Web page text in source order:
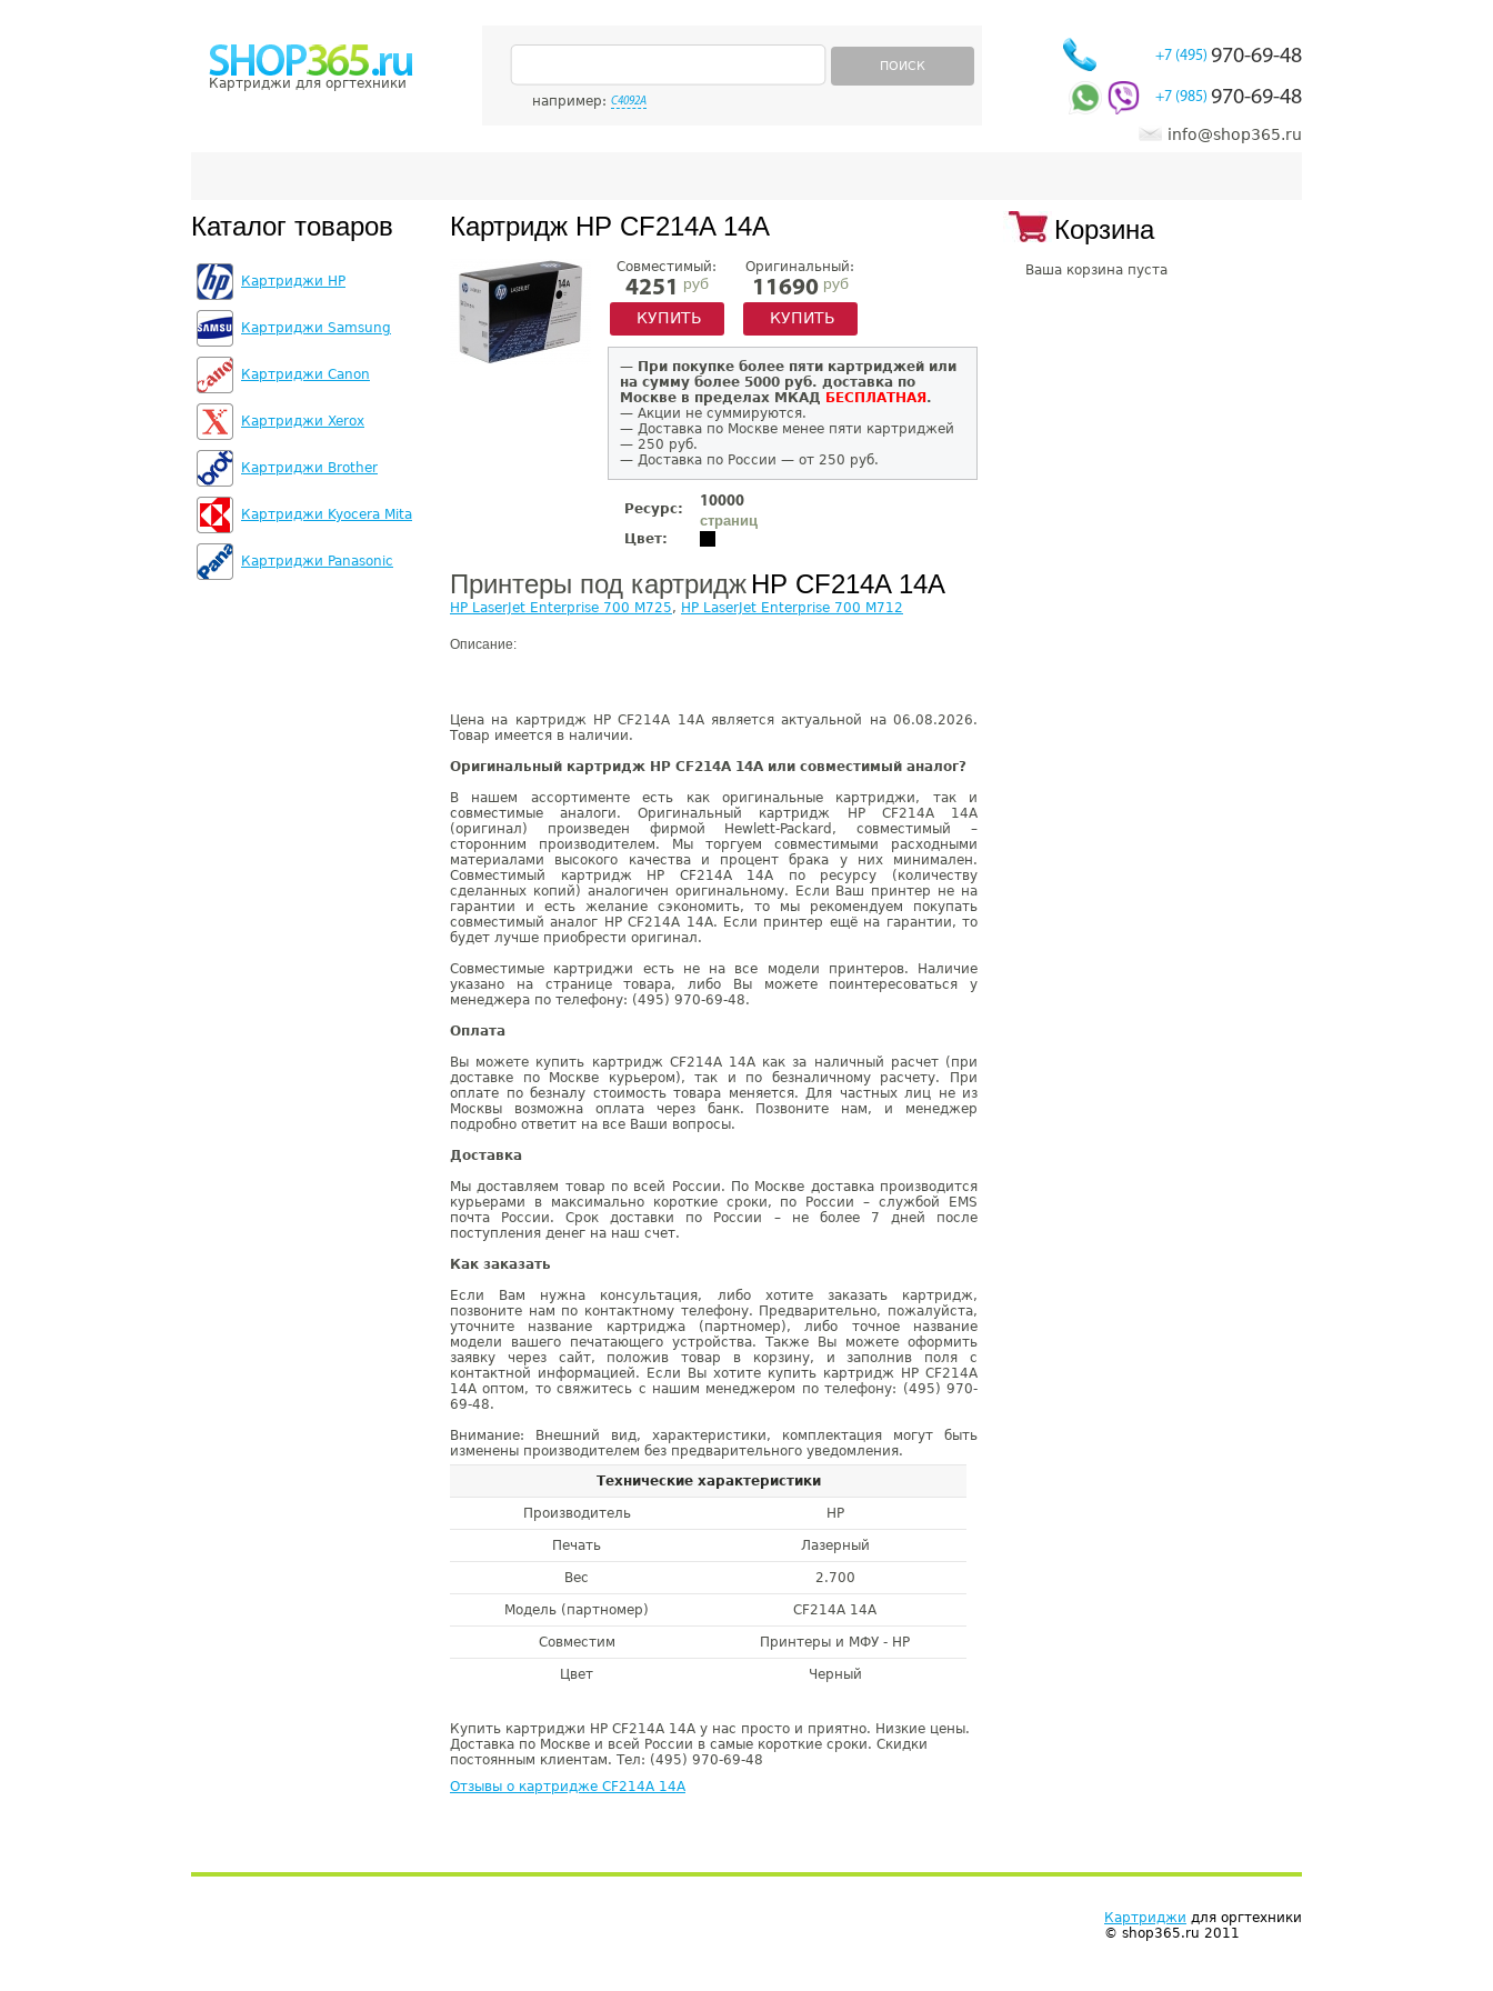
Картриджи для оргтехники
ПОИСК
например: C4092A
+7 (495) 970-69-48
+7 (985) 970-69-48
info@shop365.ru
Каталог товаров
Картриджи HP
Картриджи Samsung
Картриджи Canon
Картриджи Xerox
Картриджи Brother
Картриджи Kyocera Mita
Картриджи Panasonic
Картридж HP CF214A 14A
Совместимый:
4251
руб
КУПИТЬ
Оригинальный:
11690руб
КУПИТЬ
— При покупке более пяти картриджей или
на сумму более 5000 руб. доставка по
Москве в пределах МКАД БЕСПЛАТНАЯ .
— Акции не суммируются.
— Доставка по Москве менее пяти картриджей
— 250 руб.
— Доставка по России — от 250 руб.
Ресурс:
10000
страниц
Цвет:
Принтеры под картридж HP CF214A 14A
HP LaserJet Enterprise 700 M725, HP LaserJet Enterprise 700 M712
Описание:
Цена на картридж HP CF214A 14A является актуальной на 06.08.2026.
Товар имеется в наличии.
Оригинальный картридж HP CF214A 14A или совместимый аналог?
В нашем ассортименте есть как оригинальные картриджи, так и
совместимые аналоги. Оригинальный картридж HP CF214A 14A
(оригинал) произведен фирмой Hewlett-Packard, совместимый –
сторонним производителем. Мы торгуем совместимыми расходными
материалами высокого качества и процент брака у них минимален.
Совместимый картридж HP CF214A 14A по ресурсу (количеству
сделанных копий) аналогичен оригинальному. Если Ваш принтер не на
гарантии и есть желание сэкономить, то мы рекомендуем покупать
совместимый аналог HP CF214A 14A. Если принтер ещё на гарантии, то
будет лучше приобрести оригинал.
Совместимые картриджи есть не на все модели принтеров. Наличие
указано на странице товара, либо Вы можете поинтересоваться у
менеджера по телефону: (495) 970-69-48.
Оплата
Вы можете купить картридж CF214A 14A как за наличный расчет (при
доставке по Москве курьером), так и по безналичному расчету. При
оплате по безналу стоимость товара меняется. Для частных лиц не из
Москвы возможна оплата через банк. Позвоните нам, и менеджер
подробно ответит на все Ваши вопросы.
Доставка
Мы доставляем товар по всей России. По Москве доставка производится
курьерами в максимально короткие сроки, по России – службой EMS
почта России. Срок доставки по России – не более 7 дней после
поступления денег на наш счет.
Как заказать
Если Вам нужна консультация, либо хотите заказать картридж,
позвоните нам по контактному телефону. Предварительно, пожалуйста,
уточните название картриджа (партномер), либо точное название
модели вашего печатающего устройства. Также Вы можете оформить
заявку через сайт, положив товар в корзину, и заполнив поля с
контактной информацией. Если Вы хотите купить картридж HP CF214A
14A оптом, то свяжитесь с нашим менеджером по телефону: (495) 970-
69-48.
Внимание: Внешний вид, характеристики, комплектация могут быть
изменены производителем без предварительного уведомления.
Технические характеристики
Производитель HP
Печать Лазерный
Вес 2.700
Модель (партномер) CF214A 14A
Совместим Принтеры и МФУ - HP
Цвет Черный
Купить картриджи HP CF214A 14A у нас просто и приятно. Низкие цены.
Доставка по Москве и всей России в самые короткие сроки. Скидки
постоянным клиентам. Тел: (495) 970-69-48
Отзывы о картридже CF214A 14A
Корзина
Ваша корзина пуста
Картриджи для оргтехники
© shop365.ru 2011